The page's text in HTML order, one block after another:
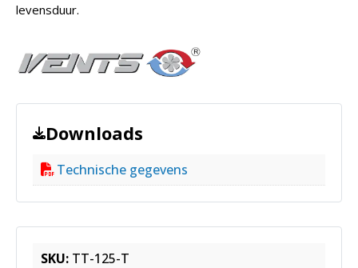
levensduur.
Downloads
Technische gegevens
SKU: TT-125-T